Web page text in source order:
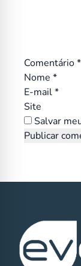
Comentário*
Nome *
E-mail*
Site
Salvar